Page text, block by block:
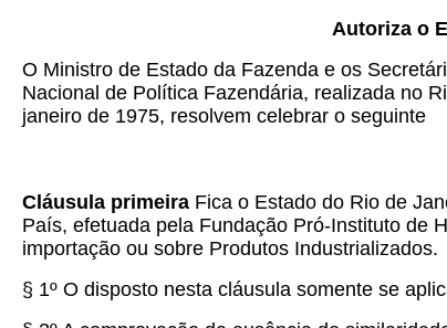
Autoriza o
O Ministro de Estado da Fazenda e os
Nacional de Política Fazendária, realizada no
janeiro de 1975, resolvem celebrar o seguinte
Cláusula primeira Fica o Estado do Rio de
País, efetuada pela Fundação Pró-Instituto de
importação ou sobre Produtos Industrializados.
§ 1º O disposto nesta cláusula somente se